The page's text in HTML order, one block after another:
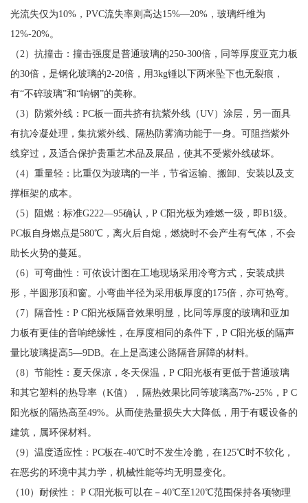
光流失仅为10%，PVC流失率则高达15%—20%，玻璃纤维为
12%-20%。
（2）抗撞击：撞击强度是普通玻璃的250-300倍，同等厚度亚克力板
的30倍，是钢化玻璃的2-20倍，用3kg锤以下两米坠下也无裂痕，
有“不碎玻璃”和“响钢”的美称。
（3）防紫外线：PC板一面共挤有抗紫外线（UV）涂层，另一面具
有抗冷凝处理，集抗紫外线、隔热防雾滴功能于一身。可阻挡紫外
线穿过，及适合保护贵重艺术品及展品，使其不受紫外线破坏。
（4）重量轻：比重仅为玻璃的一半，节省运输、搬卸、安装以及支
撑框架的成本。
（5）阻燃：标准G222—95确认，P C阳光板为难燃一级，即B1级。
PC板自身燃点是580℃，离火后自熄，燃烧时不会产生有气体，不会
助长火势的蔓延。
（6）可弯曲性：可依设计图在工地现场采用冷弯方式，安装成拱
形，半圆形顶和窗。小弯曲半径为采用板厚度的175倍，亦可热弯。
（7）隔音性：P C阳光板隔音效果明显，比同等厚度的玻璃和亚加
力板有更佳的音响绝缘性，在厚度相同的条件下，P C阳光板的隔声
量比玻璃提高5—9DB。在上是高速公路隔音屏障的材料。
（8）节能性：夏天保凉，冬天保温，P C阳光板有更低于普通玻璃
和其它塑料的热导率（K值），隔热效果比同等玻璃高7%-25%，P C
阳光板的隔热高至49%。从而使热量损失大大降低，用于有暖设备的
建筑，属环保材料。
（9）温度适应性：PC板在-40℃时不发生冷脆，在125℃时不软化，
在恶劣的环境中其力学，机械性能等均无明显变化。
（10）耐候性： P C阳光板可以在－40℃至120℃范围保持各项物理